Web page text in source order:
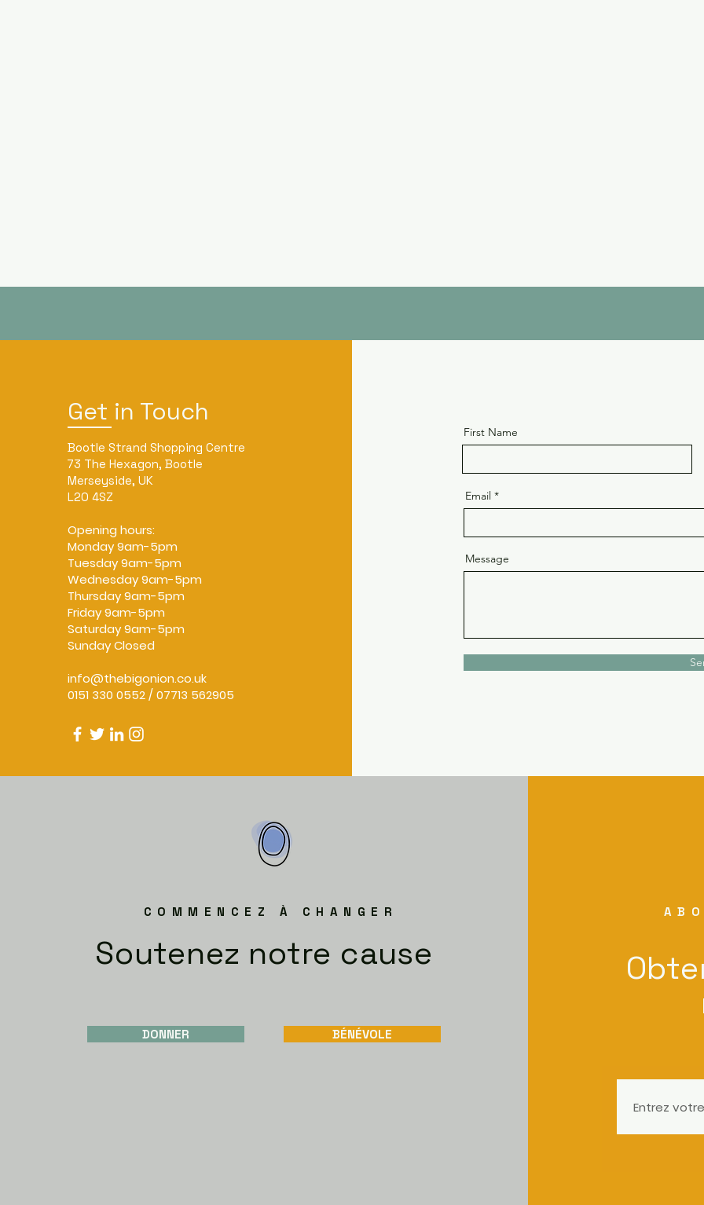
Get in Touch
Bootle Strand Shopping Centre
73 The Hexagon, Bootle
Merseyside, UK
L20 4SZ
Opening hours:
Monday 9am-5pm
Tuesday 9am-5pm
Wednesday 9am-5pm
Thursday 9am-5pm
Friday 9am-5pm
Saturday 9am-5pm
Sunday Closed
info@thebigonion.co.uk
0151 330 0552 / 07713 562905
First Name
Email
Message
COMMENCEZ À CHANGER
Soutenez notre cause
DONNER BÉNÉVOLE